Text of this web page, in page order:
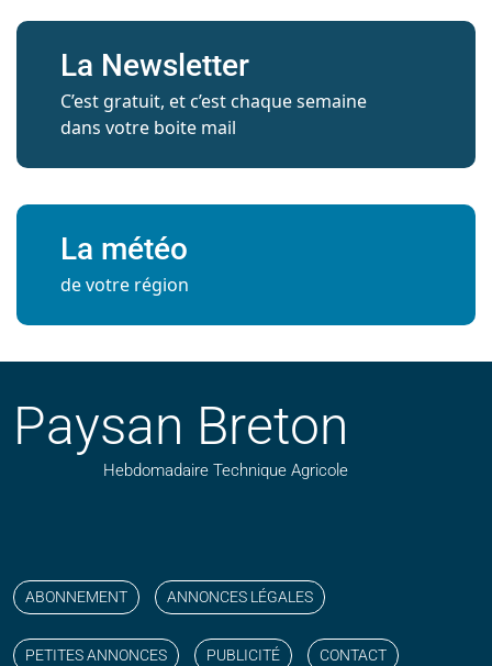
La Newsletter
C’est gratuit, et c’est chaque semaine
dans votre boite mail
La météo
de votre région
Paysan Breton
Hebdomadaire Technique Agricole
ABONNEMENT ANNONCES LÉGALES
PETITES ANNONCES PUBLICITÉ CONTACT